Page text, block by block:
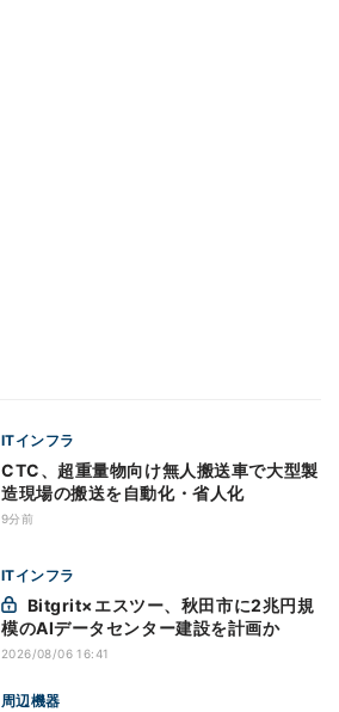
ITインフラ
CTC、超重量物向け無人搬送車で大型製
造現場の搬送を自動化・省人化
9分前
ITインフラ
模のAIデータセンター建設を計画か
2026/08/06 16:41
周辺機器